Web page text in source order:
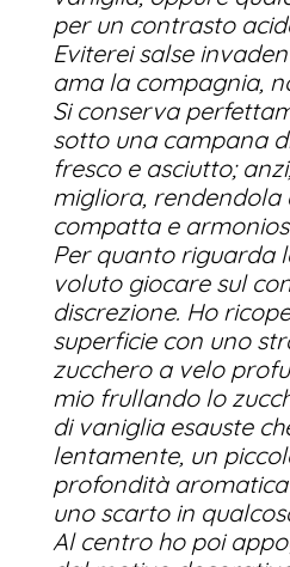
per un contrasto
Eviterei salse
ama la compagnia,
Si conserva
sotto una campana
fresco e asciutto;
migliora, rendendola
compatta e
Per quanto riguarda
voluto giocare sul
discrezione. Ho
superficie con uno
zucchero a velo
mio frullando lo
di vaniglia esauste
lentamente, un
profondità
uno scarto in
Al centro ho poi